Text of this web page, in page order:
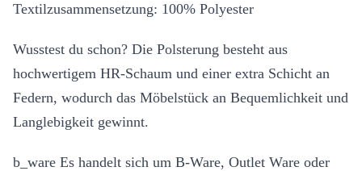
Textilzusammensetzung: 100% Polyester
Wusstest du schon? Die Polsterung besteht aus
hochwertigem HR-Schaum und einer extra Schicht an
Federn, wodurch das Möbelstück an Bequemlichkeit und
Langlebigkeit gewinnt.
b_ware Es handelt sich um B-Ware, Outlet Ware oder